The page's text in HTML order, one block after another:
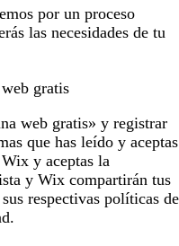
por un proceso
las necesidades de tu
gratis
web gratis» y registrar
que has leído y aceptas
y aceptas la
y Wix compartirán tus
respectivas políticas de